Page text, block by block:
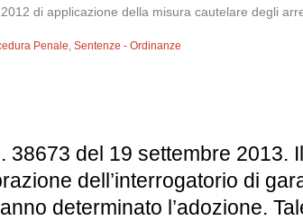
di applicazione della misura cautelare degli
Penale,Sentenze - Ordinanze
del 19 settembre 2013.
dell’interrogatorio di
determinato l’adozione.